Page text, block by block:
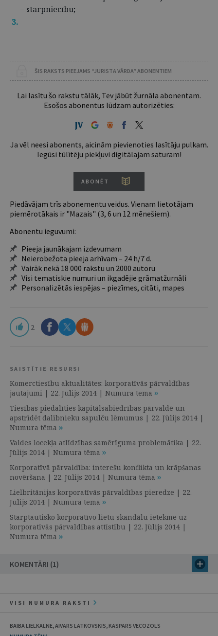
– starpniecību;
ŠIS RAKSTS PIEEJAMS “JURISTA VĀRDA” ABONENTIEM
Lai lasītu šo rakstu tālāk, Tev jābūt žurnāla abonentam.
Esošos abonentus lūdzam autorizēties:
Ja vēl neesi abonents, aicinām pievienoties lasītāju pulkam.
Iegūsi tūlītēju piekļuvi digitālajam saturam!
ABONĒT
Piedāvājam trīs abonementu veidus. Vienam lietotājam
piemērotākais ir "Mazais" (3, 6 un 12 mēnešiem).
Abonentu ieguvumi:
Pieeja jaunākajam izdevumam
Neierobežota pieeja arhīvam – 24 h/7 d.
Vairāk nekā 18 000 rakstu un 2000 autoru
Visi tematiskie numuri un ikgadējie grāmatžurnāli
Personalizētās iespējas – piezīmes, citāti, mapes
2
SAISTĪTIE RESURSI
Komerctiesību aktualitātes: korporatīvās pārvaldības
jautājumi | 22. Jūlijs 2014 | Numura tēma
Tiesības piedalīties kapitālsabiedrības pārvaldē un
apstrīdēt dalībnieku sapulču lēmumus | 22. Jūlijs 2014 |
Numura tēma
Valdes locekļa atlīdzības samērīguma problemātika | 22.
Jūlijs 2014 | Numura tēma
Korporatīvā pārvaldība: interešu konflikta un krāpšanas
novēršana | 22. Jūlijs 2014 | Numura tēma
Lielbritānijas korporatīvās pārvaldības pieredze | 22.
Jūlijs 2014 | Numura tēma
Starptautisko korporatīvo lietu skandālu ietekme uz
korporatīvās pārvaldības attīstību | 22. Jūlijs 2014 |
Numura tēma
KOMENTĀRI (1)
VISI NUMURA RAKSTI
BAIBA LIELKALNE, AIVARS LATKOVSKIS, KASPARS VECOZOLS